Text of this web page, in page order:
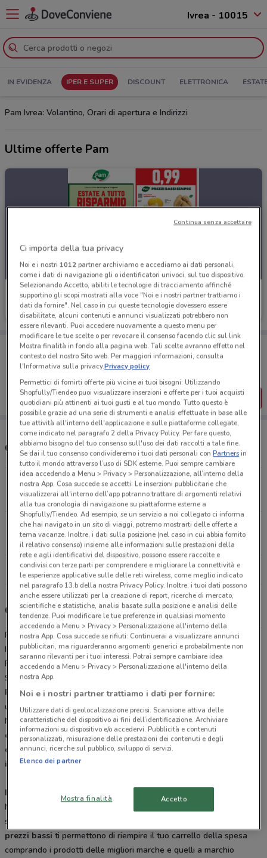
Ivrea - 10015
IN EVIDENZA IPER E SUPER DISCOUNT ELETTRONICA
Pam Ivrea: Volantino, Orari di apertura e Indirizzi
Ultime offerte Pam
Pam
Scade mercoledì
Porta DoveConviene sempre con te!
Puoi trovare le migliori offerte dei negozi vicino a te,
salvarle e creare la tua lista del risparmio, comodamente
SCARICA L’APP
Orari e Negozi Pam
C.So Indipendenza, 50 Rivarolo
19 km
APERTO
CORSO LEONE GIORDANO 25 Livorno Ferraris
25.6 km
Tutti i negozi Pam
Gli sconti del nuovo volantino Pam e i negozi
Pam è presente in vari punti della città: lo trovi in C.So
Indipendenza 50 Rivarolo, CORSO LEONE GIORDANO 25 Livorno
Ferraris. Tutti i negozi sono aperti tutti i giorni dal Lunedì alla
Sabato e offrono i migliori prodotti per la tua spesa.
Pamè un’insegna di supermercati del Gruppo Panorama
un’azienda italiana della grande distribuzione. È presente a Ivrea.
Nei negozi di Ivrea, grazie a un grande assortimento e alla
ogni esigenza del cliente, trovi tutti gli articoli con lamigliore
qualitàpossibile, permettendoti di effettuare degli
intelligenti.
Il Volantino Pam
Migliaia di famiglie ogni giorno consultano il
spesa risparmiando a Ivrea. Il nome Pam significa “più a meno”. I
prezzi bassi ti permettono di riempire il tuo carrello della spesa
comprando i prodotti delle migliori marche e quelli a marchio
Ci importa della tua privacy
Noi e i nostri 1012partner archiviamo e accediamo ai dati personali,
come i dati di navigazione gli o identificatori univoci, sul tuo dispositivo.
Selezionando Accetto, abiliti le tecnologie di tracciamento affinché
supportino gli scopi mostrati alla voce "Noi e i nostri partner trattiamo i
dati da fornire". Nel caso in cui queste tecnologie dovessero essere
disabilitate, alcuni contenuti e annunci visualizzati potrebbero non
essere rilevanti. Puoi accedere nuovamente a questo menu per
modificare le tue scelte o per revocare il consenso facendo clic sul link
Mostra finalità in fondo alla pagina web. Tali scelte avranno effetto nel
contesto del nostro Sito web. Per maggiori informazioni, consulta
l'Informativa sulla privacy.Privacy policy
Permettici di fornirti offerte più vicine ai tuoi bisogni: Utilizzando
Shopfully/Tiendeo puoi visualizzare inserzioni e offerte per i tuoi acquisti
quotidiani più attinenti ai tuoi gusti e al tuo mondo. Tutto questo è
possibile grazie ad una serie di strumenti e analisi effettuate in base alle
tue attività all'interno dell'applicazione e sulle piattaforme collegate,
come indicato nel paragrafo 2 della Privacy Policy. Per fare questo,
abbiamo bisogno del tuo consenso sull'uso dei dati raccolti a tale fine.
Se dai il tuo consenso condivideremo i tuoi dati personali conPartnersin
tutto il mondo attraverso l’uso di SDK esterne. Puoi sempre cambiare
idea accedendo a Menu > Privacy > Personalizzazione, all’interno della
nostra App. Cosa succede se accetti: Le inserzioni pubblicitarie che
visualizzerai all'interno dell’app potranno trattare di argomenti relativi
alla tua cronologia di navigazione su piattaforme esterne a
Shopfully/Tiendeo. Ad esempio, se un servizio a noi collegato ci informa
che hai navigato in un sito di viaggi, potremo mostrarti delle offerte a
tema vacanze. Inoltre, i dati sulla posizione (nel caso in cui abbia fornito
il relativo consenso) insieme alle informazioni sulle prestazioni della
rete e agli identificativi del dispositivo, possono essere raccolte e
condivisi con terze parti per comprendere e migliorare la connettività e
le esperienze applicative sulle delle reti wireless, come meglio indicato
nel paragrafo 13.b della nostra Privacy Policy. Inoltre, i tuoi dati possono
anche essere utilizzati per la creazione di report, ricerche di mercato,
scientifiche e statistiche, analisi basate sulla posizione e analisi delle
tendenze. Puoi modificare le tue preferenze in qualsiasi momento
accedendo a Menu > Privacy > Personalizzazione all'interno della
nostra App. Cosa succede se rifiuti: Continuerai a visualizzare annunci
pubblicitari, ma riguarderanno argomenti generici e probabilmente non
saranno rilevanti per i tuoi interessi. Potrai sempre cambiare idea
accedendo a Menu > Privacy > Personalizzazione all'interno della
nostra App.
Noi e i nostri partner trattiamo i dati per fornire:
Utilizzare dati di geolocalizzazione precisi. Scansione attiva delle
caratteristiche del dispositivo ai fini dell’identificazione. Archiviare
informazioni su dispositivo e/o accedervi. Pubblicità e contenuti
personalizzati, misurazione delle prestazioni dei contenuti e degli
annunci, ricerche sul pubblico, sviluppo di servizi.
Elenco dei partner
Mostra finalità Accetto
Continua senza accettare